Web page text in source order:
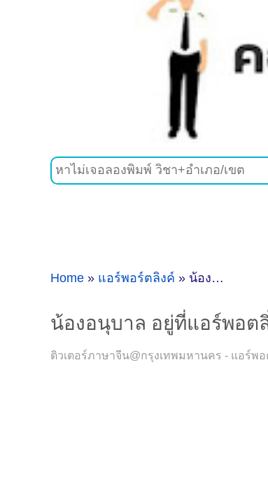
Home » แอร์พอร์ตลิ้งค์ » น้องอนุบาล อยู่ที่แอร์พอตลิ่ง (จ.กรุงเทพมหานคร) เรียนภาษาจีนที่ไหนดี ?
น้องอนุบาล อยู่ที่แอร์พอต
ติวเตอร์ภาษาจีน@กรุงเทพมหานคร - แอร์